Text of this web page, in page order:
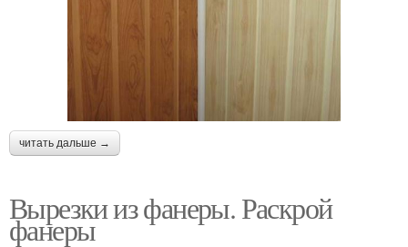
читать дальше →
Вырезки из фанеры. Раскрой
фанеры